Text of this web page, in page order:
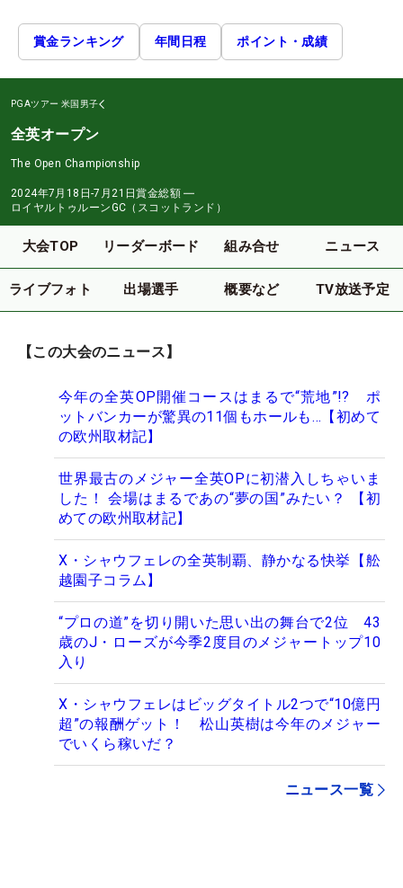
賞金ランキング 年間日程 ポイント・成績
PGAツアー 米国男子
全英オープン
The Open Championship
2024年7月18日-7月21日賞金総額 ―
ロイヤルトゥルーンGC（スコットランド）
大会TOP リーダーボード 組み合せ ニュース
ライブフォト 出場選手 概要など TV放送予定
【この大会のニュース】
今年の全英OP開催コースはまるで“荒地”!? ポ
ットバンカーが驚異の11個もホールも…【初めて
の欧州取材記】
世界最古のメジャー全英OPに初潜入しちゃいま
した！ 会場はまるであの“夢の国”みたい？ 【初
めての欧州取材記】
X・シャウフェレの全英制覇、静かなる快挙【舩
越園子コラム】
“プロの道”を切り開いた思い出の舞台で2位 43
歳のJ・ローズが今季2度目のメジャートップ10
入り
X・シャウフェレはビッグタイトル2つで“10億円
超”の報酬ゲット！ 松山英樹は今年のメジャー
でいくら稼いだ？
ニュース一覧